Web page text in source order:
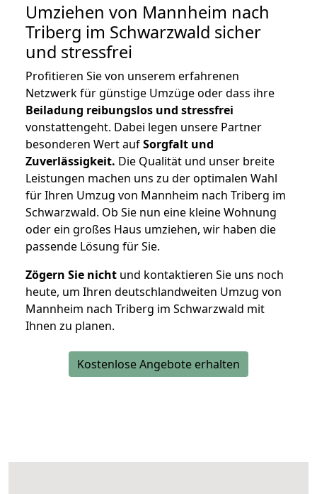
Umziehen von Mannheim nach
Triberg im Schwarzwald sicher
und stressfrei
Profitieren Sie von unserem erfahrenen
Netzwerk für günstige Umzüge oder dass ihre
Beiladung reibungslos und stressfrei
vonstattengeht. Dabei legen unsere Partner
besonderen Wert aufSorgfalt und
Zuverlässigkeit. Die Qualität und unser breite
Leistungen machen uns zu der optimalen Wahl
für Ihren Umzug von Mannheim nach Triberg im
Schwarzwald. Ob Sie nun eine kleine Wohnung
oder ein großes Haus umziehen, wir haben die
passende Lösung für Sie.
Zögern Sie nicht und kontaktieren Sie uns noch
heute, um Ihren deutschlandweiten Umzug von
Mannheim nach Triberg im Schwarzwald mit
Ihnen zu planen.
Kostenlose Angebote erhalten